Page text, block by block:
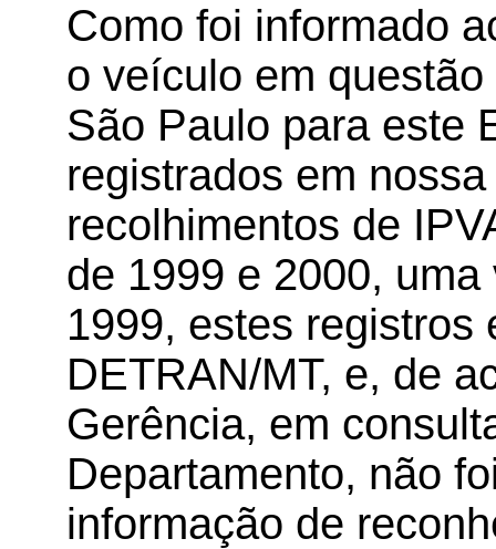
Como foi informado
o veículo em
São Paulo para este
registrados em
recolhimentos de
de 1999 e 2000,
1999, estes registros
DETRAN/MT, e, de
Gerência, em
Departamento, não
informação de